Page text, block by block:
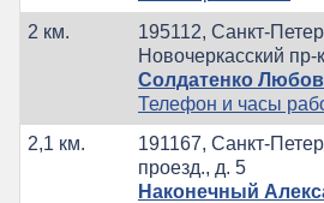
2 км.
195112, Санкт-
Новочеркасский пр-
Солдатенко
Телефон и часы
2,1 км.
191167, Санкт-
проезд., д. 5
Наконечный